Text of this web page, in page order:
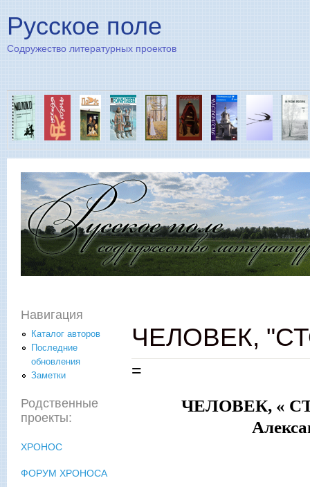
Русское поле
Содружество литературных проектов
ЧЕЛОВЕК,
=
ЧЕЛОВЕК, «
Александр
Навигация
Каталог авторов
Последние
обновления
Заметки
Родственные
проекты:
ХРОНОС
ФОРУМ ХРОНОСА